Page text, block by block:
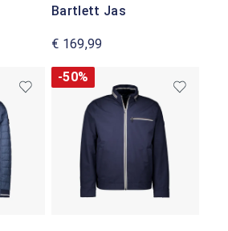
Bartlett Jas
€ 169,99
-50%